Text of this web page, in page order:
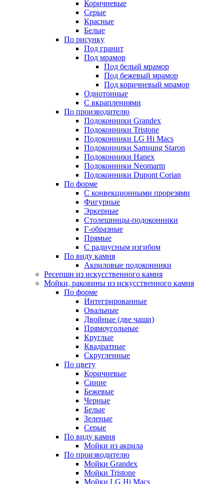
Коричневые
Серые
Красные
Белые
По рисунку
Под гранит
Под мрамор
Под белый мрамор
Под бежевый мрамор
Под коричневый мрамор
Однотонные
С вкраплениями
По производителю
Подоконники Grandex
Подоконники Tristone
Подоконники LG Hi Macs
Подоконники Samsung Staron
Подоконники Hanex
Подоконники Neomarm
Подоконники Dupont Corian
По форме
С конвекционными прорезями
Фигурные
Эркерные
Столешницы-подоконники
Г-образные
Прямые
С радиусным изгибом
По виду камня
Акриловые подоконники
Ресепшн из искусственного камня
Мойки, раковины из искусственного камня
По форме
Интегрированные
Овальные
Двойные (две чаши)
Прямоугольные
Круглые
Квадратные
Скругленные
По цвету
Коричневые
Синие
Бежевые
Черные
Белые
Зеленые
Серые
По виду камня
Мойки из акрила
По производителю
Мойки Grandex
Мойки Tristone
Мойки LG Hi Macs